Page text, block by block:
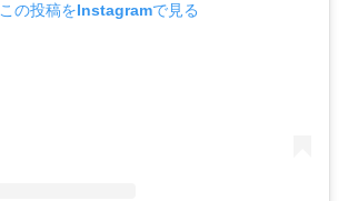
この投稿をInstagramで見る